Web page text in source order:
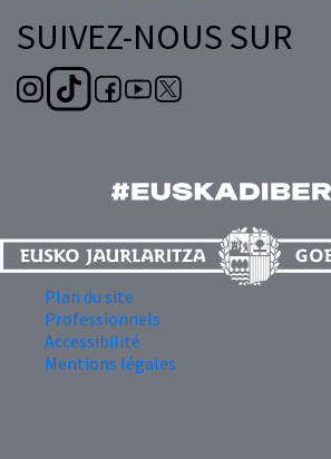
SUIVEZ-NOUS SUR
Plan du site
Professionnels
Accessibilité
Mentions légales